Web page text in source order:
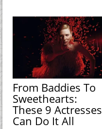
From Baddies To
Sweethearts:
These 9 Actresses
Can Do It All